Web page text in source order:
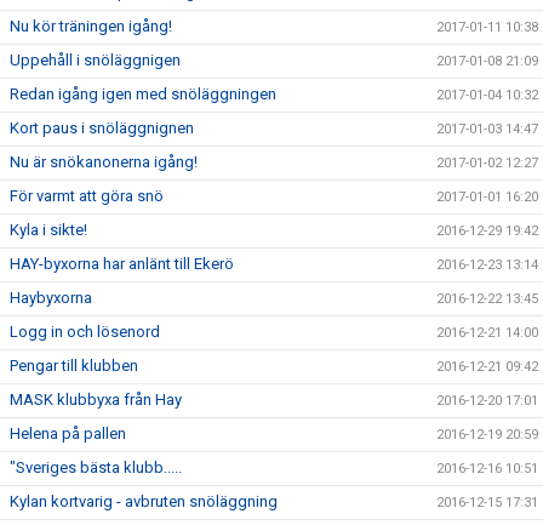
Nu kör träningen igång! 2017-01-11 10:38
Uppehåll i snöläggnigen 2017-01-08 21:09
Redan igång igen med snöläggningen 2017-01-04 10:32
Kort paus i snöläggnignen 2017-01-03 14:47
Nu är snökanonerna igång! 2017-01-02 12:27
För varmt att göra snö 2017-01-01 16:20
Kyla i sikte! 2016-12-29 19:42
HAY-byxorna har anlänt till Ekerö 2016-12-23 13:14
Haybyxorna 2016-12-22 13:45
Logg in och lösenord 2016-12-21 14:00
Pengar till klubben 2016-12-21 09:42
MASK klubbyxa från Hay 2016-12-20 17:01
Helena på pallen 2016-12-19 20:59
"Sveriges bästa klubb..... 2016-12-16 10:51
Kylan kortvarig - avbruten snöläggning 2016-12-15 17:31